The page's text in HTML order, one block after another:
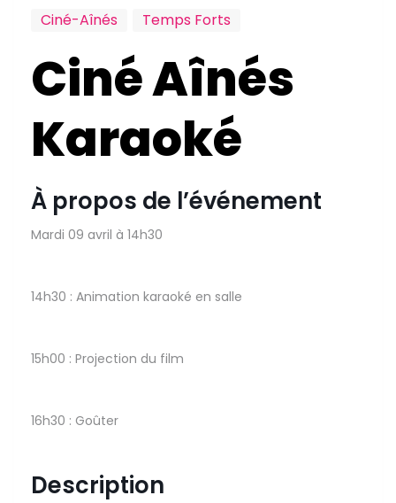
Ciné-Aînés Temps Forts
Ciné Aînés
Karaoké
À propos de l’événement
Mardi 09 avril à 14h30
14h30 : Animation karaoké en salle
15h00 : Projection du film
16h30 : Goûter
Description